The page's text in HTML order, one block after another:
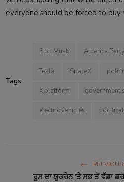
everyone should be forced to buy
Tags:
Elon Musk America Party
Tesla SpaceX
X platform government
electric vehicles
ਰੂਸ ਦਾ ਯੂਕਰੇਨ ’ਤੇ ਸਭ ਤੋਂ ਵੱਡਾ